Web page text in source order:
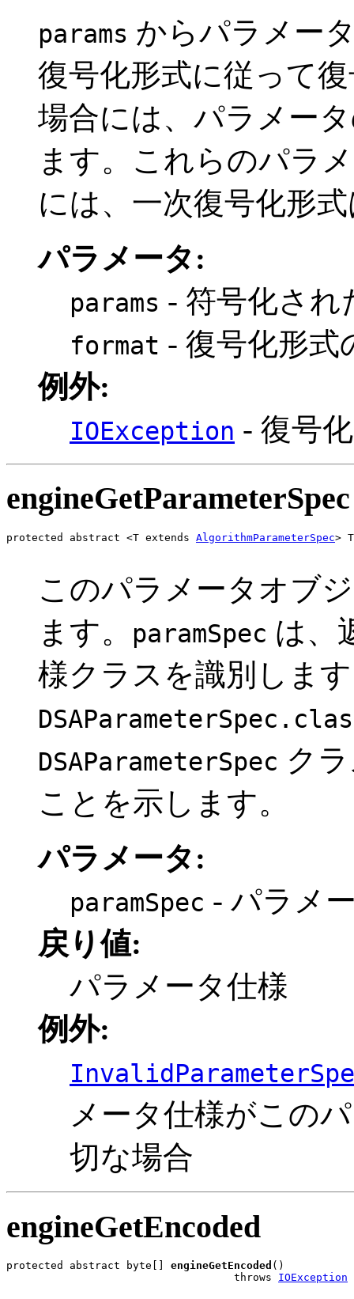
params からパラメー
復号化形式に従って
場合には、パラメー
ます。これらのパラ
には、一次復号化形
パラメータ:
params - 符号化され
format - 復号化形式
例外:
IOException - 復号
engineGetParameterSpec
protected abstract <T extends AlgorithmParameterSpec>
このパラメータオブ
ます。
paramSpec は、
様クラスを識別しま
DSAParameterSpec ク
ことを示します。
パラメータ:
paramSpec - パラメ
戻り値:
パラメータ仕様
例外:
メータ仕様がこの
切な場合
engineGetEncoded
protected abstract byte[] engineGetEncoded ()
                                    throws
IOException